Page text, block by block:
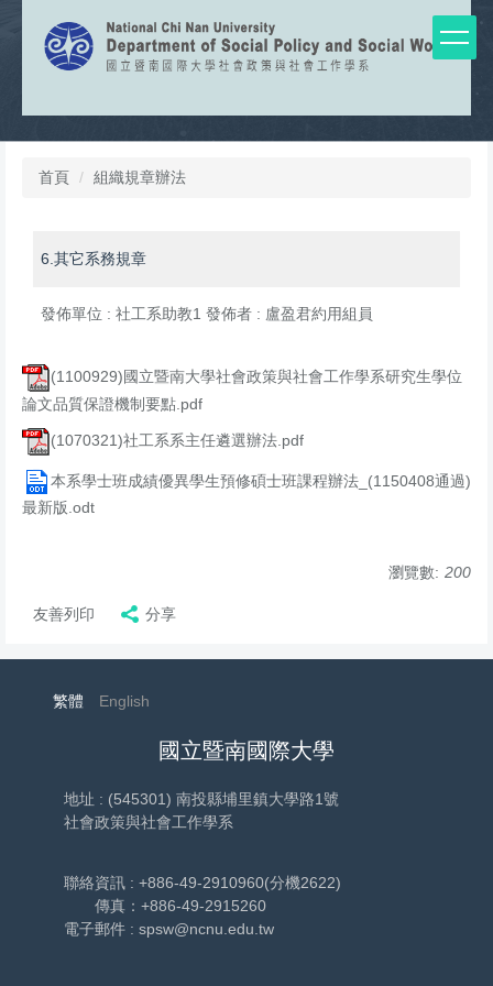
首頁
組織規章辦法
6.其它系務規章
發佈單位 : 社工系助教1 發佈者 : 盧盈君約用組員
(1100929)國立暨南大學社會政策與社會工作學系研究生學位
論文品質保證機制要點.pdf
(1070321)社工系系主任遴選辦法.pdf
本系學士班成績優異學生預修碩士班課程辦法_(1150408通過)
最新版.odt
瀏覽數: 200
友善列印 分享
繁體 English
國立暨南國際大學
地址 : (545301) 南投縣埔里鎮大學路1號
社會政策與社會工作學系
聯絡資訊 : +886-49-2910960(分機2622)
傳真：+886-49-2915260
電子郵件 : spsw@ncnu.edu.tw